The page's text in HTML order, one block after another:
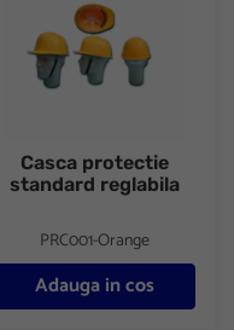
Casca protectie
standard reglabila
PRC001-Orange
Adauga in cos